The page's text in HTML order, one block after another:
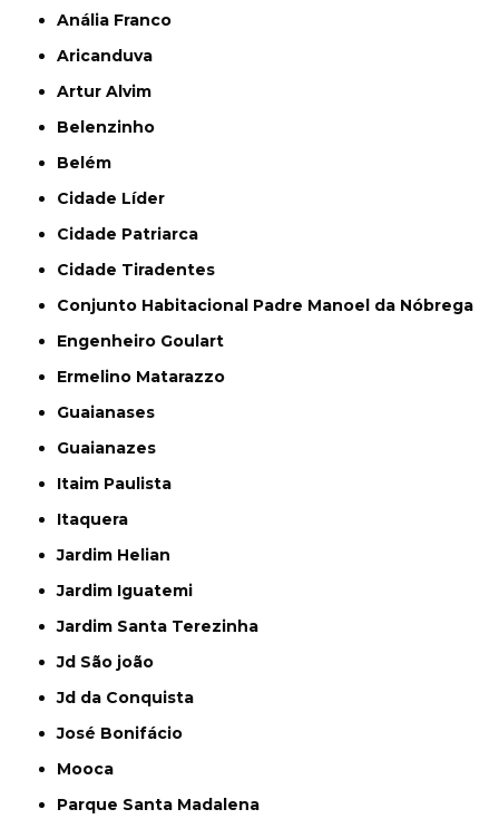
Anália Franco
Aricanduva
Artur Alvim
Belenzinho
Belém
Cidade Líder
Cidade Patriarca
Cidade Tiradentes
Conjunto Habitacional Padre Manoel da Nóbrega
Engenheiro Goulart
Ermelino Matarazzo
Guaianases
Guaianazes
Itaim Paulista
Itaquera
Jardim Helian
Jardim Iguatemi
Jardim Santa Terezinha
Jd São joão
Jd da Conquista
José Bonifácio
Mooca
Parque Santa Madalena